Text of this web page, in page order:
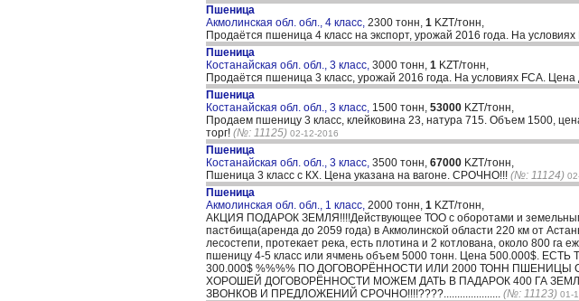
Пшеница
Акмолинская обл. обл., 4 класс, 2300 тонн, 1 KZT/тонн,
Продаётся пшеница 4 класс на экспорт, урожай 2016 года. На
Пшеница
Костанайская обл. обл., 3 класс, 3000 тонн, 1 KZT/тонн,
Продаётся пшеница 3 класс, урожай 2016 года. На условиях FCA. Цена
Пшеница
Костанайская обл. обл., 3 класс, 1500 тонн, 53000 KZT/тонн,
Продаем пшеницу 3 класс, клейковина 23, натура 715. Объем 1500,
торг! (№: 11125) 02-12-2016
Пшеница
Костанайская обл. обл., 3 класс, 3500 тонн, 67000 KZT/тонн,
Пшеница 3 класс с КХ. Цена указана на вагоне. СРОЧНО!!! (№: 11124)
Пшеница
Акмолинская обл. обл., 1 класс, 2000 тонн, 1 KZT/тонн,
АКЦИЯ ПОДАРОК ЗЕМЛЯ!!!!Действующее ТОО с оборотами и земельным
пастбища(аренда до 2059 года) в Акмолинской области 220 км от
лесостепи, протекает река, есть плотина и 2 котлована, около 800
пшеницу 4-5 класс или ячмень объем 5000 тонн. Цена 500.000$.
300.000$ %%%% ПО ДОГОВОРЁННОСТИ ИЛИ 2000 ТОНН
ХОРОШЕЙ ДОГОВОРЁННОСТИ МОЖЕМ ДАТЬ В ПАДАРОК 400 ГА
ЗВОНКОВ И ПРЕДЛОЖЕНИЙ СРОЧНО!!!!????..................... (№: 11123) 01-